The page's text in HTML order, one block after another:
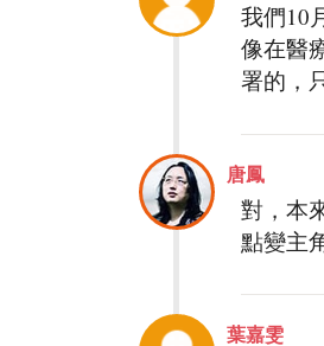
我們10
像在醫
署的，
唐鳳
對，本
點變主
葉嘉雯